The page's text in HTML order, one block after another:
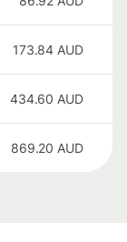
173.84 AUD
434.60 AUD
869.20 AUD